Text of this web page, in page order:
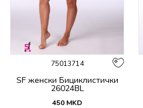
75013714
SF женски Бициклистички
26024BL
450 MKD